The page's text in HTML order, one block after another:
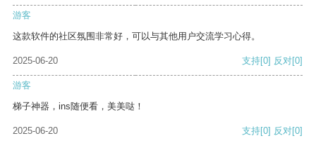
游客
这款软件的社区氛围非常好，可以与其他用户交流学习心得。
2025-06-20 支持[0] 反对[0]
游客
梯子神器，ins随便看，美美哒！
2025-06-20 支持[0] 反对[0]